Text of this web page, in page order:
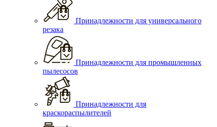
Принадлежности для универсального
резака
Принадлежности для промышленных
пылесосов
Принадлежности для
краскораспылителей